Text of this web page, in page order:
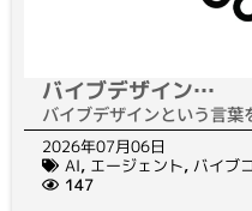
バイブデザイン…
バイブデザインという言葉
2026年07月06日
AI, エージェント, バイブ
147